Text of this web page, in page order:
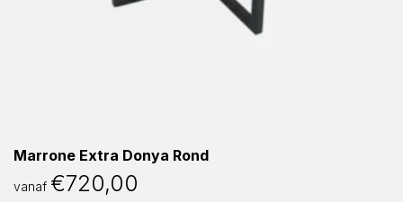
Marrone Extra Donya Rond
vanaf €720,00